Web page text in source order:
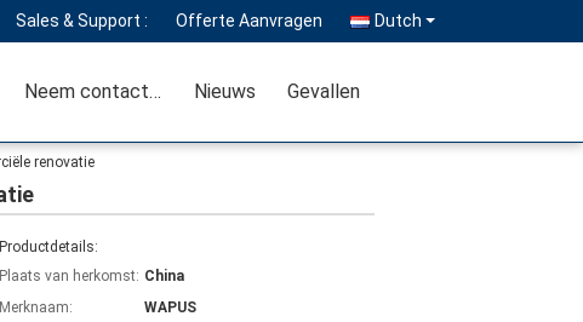
Sales & Support : Offerte Aanvragen Dutch
Neem contact met ons op Nieuws Gevallen
renovatie
Productdetails:
Plaats van herkomst: China
Merknaam:
WAPUS